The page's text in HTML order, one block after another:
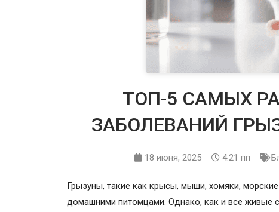
ТОП-5 САМЫХ
ЗАБОЛЕВАНИЙ
18 июня, 2025 4:21 пп
Грызуны, такие как крысы, мыши, хомяки,
домашними питомцами. Однако, как и все живые